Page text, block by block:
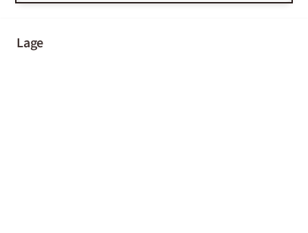
Lage